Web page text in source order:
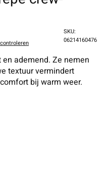
SKU:
06214160476
ademend. Ze nemen
textuur vermindert
bij warm weer.